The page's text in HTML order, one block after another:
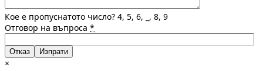
Кое е пропуснатото число? 4, 5, 6, _, 8, 9
Отговор на въпроса *
Отказ
×